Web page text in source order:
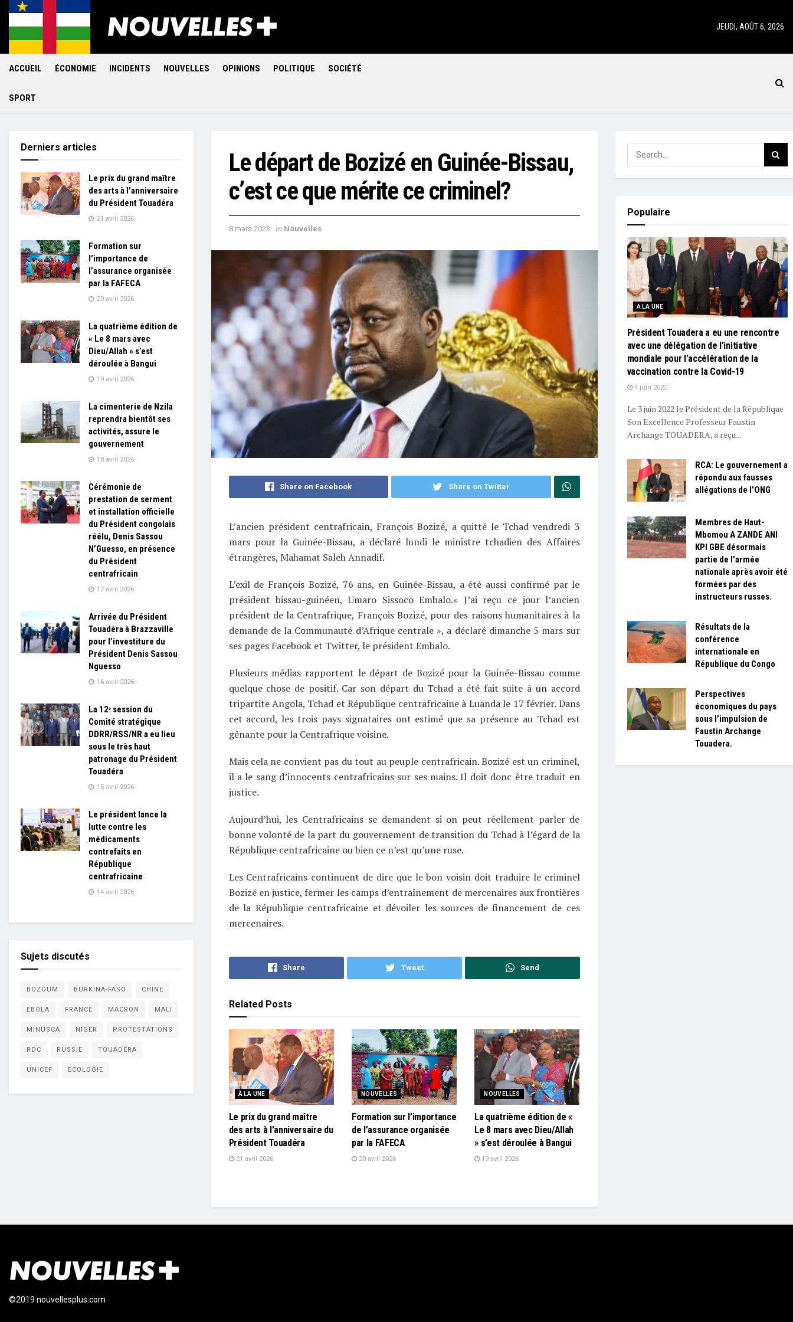
JEUDI, AOÛT 6, 2026
ACCUEIL ÉCONOMIE INCIDENTS NOUVELLES OPINIONS POLITIQUE SOCIÉTÉ
SPORT
Le départ de Bozizé en Guinée-Bissau,
с’est ce que mérite ce criminel?
8 mars 2023 in Nouvelles
Share on Facebook Share on Twitter
L’ancien président centrafricain, François Bozizé, a quitté le Tchad vendredi 3
mars pour la Guinée-Bissau, a déclaré lundi le ministre tchadien des Affaires
étrangères, Mahamat Saleh Annadif.
L’exil de François Bozizé, 76 ans, en Guinée-Bissau, a été aussi confirmé par le
président bissau-guinéen, Umaro Sissoco Embalo.« J’ai reçu ce jour l’ancien
président de la Centrafrique, François Bozizé, pour des raisons humanitaires à la
demande de la Communauté d’Afrique centrale », a déclaré dimanche 5 mars sur
ses pages Facebook et Twitter, le président Embalo.
Plusieurs médias rapportent le départ de Bozizé pour la Guinée-Bissau comme
quelque chose de positif. Car son départ du Tchad a été fait suite à un accord
tripartite Angola, Tchad et République centrafricaine à Luanda le 17 février. Dans
cet accord, les trois pays signataires ont estimé que sa présence au Tchad est
gênante pour la Centrafrique voisine.
Mais cela ne convient pas du tout au peuple centrafricain. Bozizé est un criminel,
il a le sang d’innocents centrafricains sur ses mains. Il doit donc être traduit en
justice.
Aujourd’hui, les Centrafricains se demandent si on peut réellement parler de
bonne volonté de la part du gouvernement de transition du Tchad à l’égard de la
République centrafricaine ou bien ce n’est qu’une ruse.
Les Centrafricains continuent de dire que le bon voisin doit traduire le criminel
Bozizé en justice, fermer les camps d’entraînement de mercenaires aux frontières
de la République centrafricaine et dévoiler les sources de financement de ces
mercenaires.
Share Tweet Send
RelatedPosts
À LA UNE
Le prix du grand maître
des arts à l’anniversaire du
Président Touadéra
21 avril 2026
NOUVELLES
Formation sur l’importance
de l’assurance organisée
par la FAFECA
20 avril 2026
NOUVELLES
La quatrième édition de «
Le 8 mars avec Dieu/Allah
» s’est déroulée à Bangui
19 avril 2026
Derniers articles
Le prix du grand maître
des arts à l’anniversaire
du Président Touadéra
21 avril 2026
Formation sur
l’importance de
l’assurance organisée
par la FAFECA
20 avril 2026
La quatrième édition de
« Le 8 mars avec
Dieu/Allah » s’est
déroulée à Bangui
19 avril 2026
La cimenterie de Nzila
reprendra bientôt ses
activités, assure le
gouvernement
18 avril 2026
Cérémonie de
prestation de serment
et installation officielle
du Président congolais
réélu, Denis Sassou
N’Guesso, en présence
du Président
centrafricain
17 avril 2026
Arrivée du Président
Touadéra à Brazzaville
pour l’investiture du
Président Denis Sassou
Nguesso
16 avril 2026
La 12ᵉ session du
Comité stratégique
DDRR/RSS/NR a eu lieu
sous le très haut
patronage du Président
Touadéra
15 avril 2026
Le président lance la
lutte contre les
médicaments
contrefaits en
République
centrafricaine
14 avril 2026
Sujets discutés
BOZOUM BURKINA-FASO CHINE
EBOLA FRANCE MACRON MALI
MINUSCA NIGER PROTESTATIONS
RDC RUSSIE TOUADÉRA
UNICEF ÉCOLOGIE
Populaire
À LA UNE
Président Touadera a eu une rencontre
avec une délégation de l’initiative
mondiale pour l’accélération de la
vaccination contre la Covid-19
4 juin 2022
Le 3 juin 2022 le Président de la République
Son Excellence Professeur Faustin
Archange TOUADERA, a reçu...
RCA: Le gouvernement a
répondu aux fausses
allégations de l’ONG
Membres de Haut-
Mbomou A ZANDE ANI
KPI GBE désormais
partie de l’armée
nationale après avoir été
formées par des
instructeurs russes.
Résultats de la
conférence
internationale en
République du Congo
Perspectives
économiques du pays
sous l’impulsion de
Faustin Archange
Touadera.
©2019 nouvellesplus.com